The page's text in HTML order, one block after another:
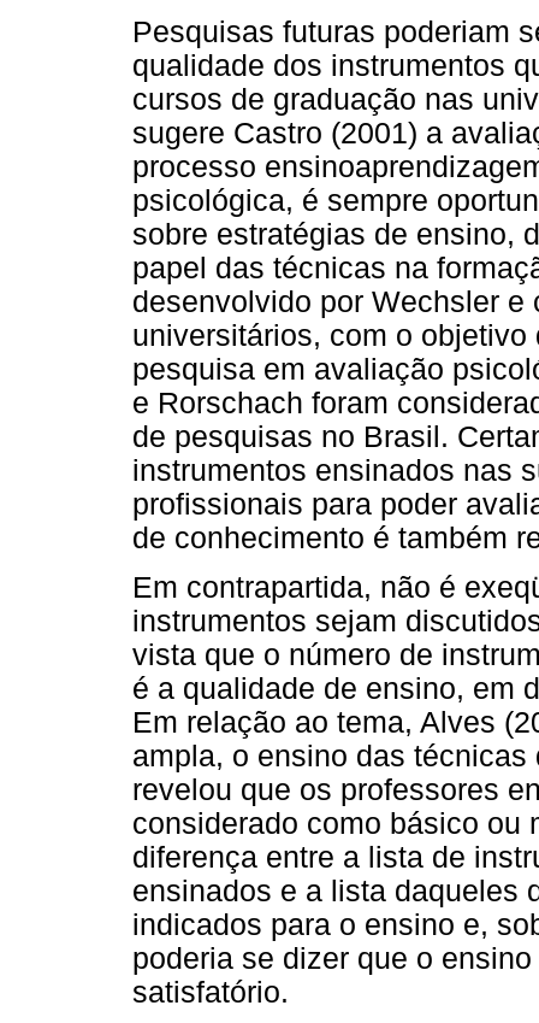
Pesquisas futuras poderiam
qualidade dos instrumentos
cursos de graduação nas
sugere Castro (2001) a
processo
psicológica, é sempre
sobre estratégias de ensino,
papel das técnicas na
desenvolvido por Wechsler
universitários, com o
pesquisa em avaliação
e Rorschach foram
de pesquisas no Brasil.
instrumentos ensinados nas
profissionais para poder
de conhecimento é também
Em contrapartida, não é
instrumentos sejam
vista que o número de
é a qualidade de ensino, em
Em relação ao tema, Alves
ampla, o ensino das
revelou que os professores
considerado como básico ou
diferença entre a lista de
ensinados e a lista daqueles
indicados para o ensino e,
poderia se dizer que o
satisfatório.